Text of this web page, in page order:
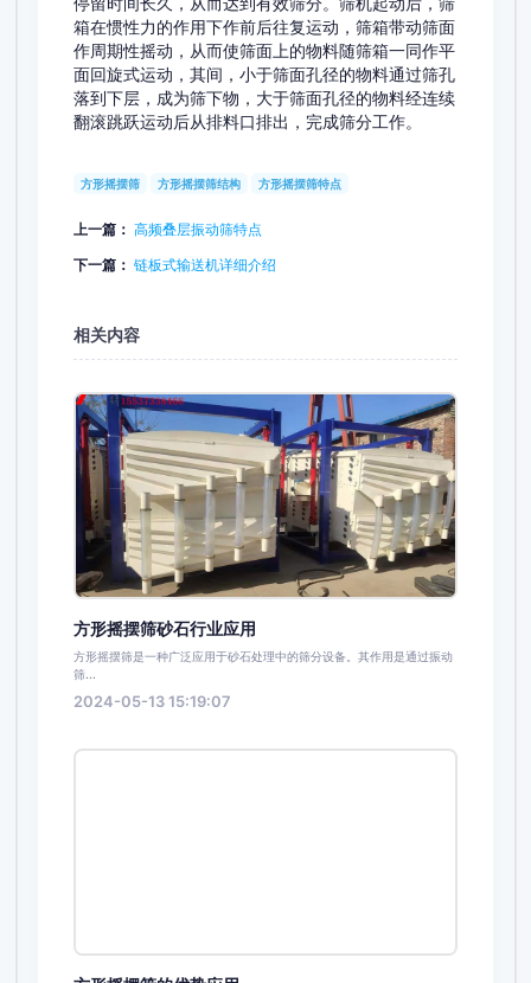
停留时间长久，从而达到有效筛分。筛机起动后，筛
箱在惯性力的作用下作前后往复运动，筛箱带动筛面
作周期性摇动，从而使筛面上的物料随筛箱一同作平
面回旋式运动，其间，小于筛面孔径的物料通过筛孔
落到下层，成为筛下物，大于筛面孔径的物料经连续
翻滚跳跃运动后从排料口排出，完成筛分工作。
方形摇摆筛 方形摇摆筛结构 方形摇摆筛特点
上一篇： 高频叠层振动筛特点
下一篇： 链板式输送机详细介绍
相关内容
方形摇摆筛砂石行业应用
方形摇摆筛是一种广泛应用于砂石处理中的筛分设备。其作用是通过振动
筛...
2024-05-13 15:19:07